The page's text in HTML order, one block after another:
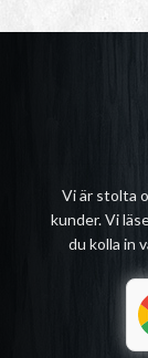
Vi är stolta
kunder. Vi
du kolla in